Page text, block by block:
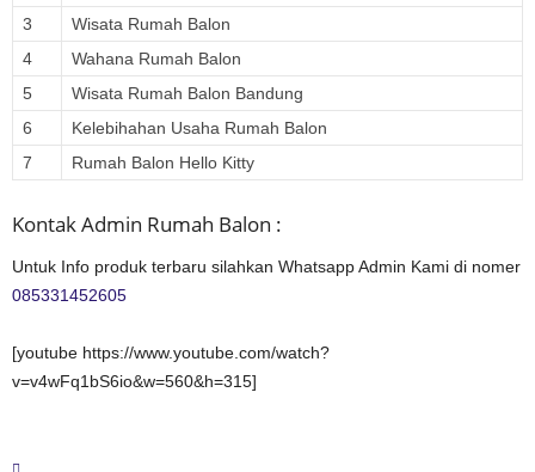
3
Wisata Rumah Balon
4
Wahana Rumah Balon
5
Wisata Rumah Balon Bandung
6
Kelebihahan Usaha Rumah Balon
7
Rumah Balon Hello Kitty
Kontak Admin Rumah Balon :
Untuk Info produk terbaru silahkan Whatsapp Admin Kami di nomer
085331452605
[youtube https://www.youtube.com/watch?
v=v4wFq1bS6io&w=560&h=315]